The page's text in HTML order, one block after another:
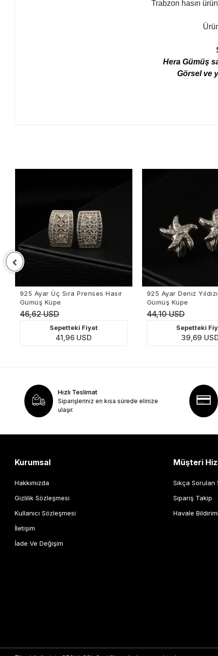
Trabzon hasırı
Hera Gümüş
Görsel ve
Sıra Prenses Hasır
925 Ayar Deniz Yıldızı Kadın
Hızlı Teslimat
Siparişleriniz en kısa sürede elinize
ulaşır.
Kurumsal
Hakkımızda
Gizlilik Sözleşmesi
Kullanıcı Sözleşmesi
İletişim
İade Ve Değişim
Müşteri
Sıkça Sorulan
Sipariş Takip
Havale